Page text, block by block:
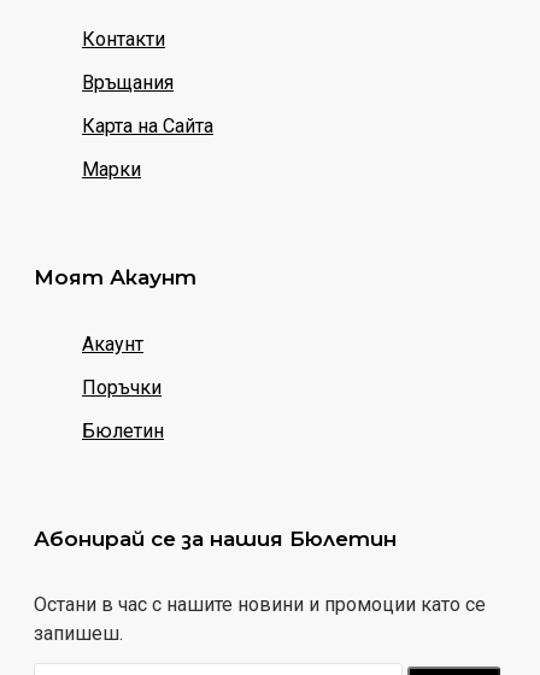
Контакти
Връщания
Карта на Сайта
Марки
Моят Акаунт
Акаунт
Поръчки
Бюлетин
Абонирай се за нашия Бюлетин
Остани в час с нашите новини и промоции като се
запишеш.